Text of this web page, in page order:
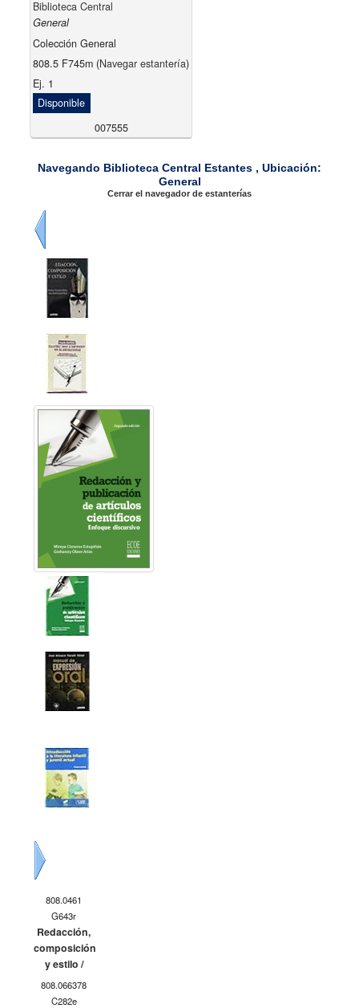
Biblioteca Central
General
Colección General
808.5 F745m (Navegar estantería)
Ej. 1
Disponible
007555
Navegando Biblioteca Central Estantes , Ubicación:
General
Cerrar el navegador de estanterías
Previo
808.0461
G643r
Redacción,
composición
y estilo /
808.066378
C282e